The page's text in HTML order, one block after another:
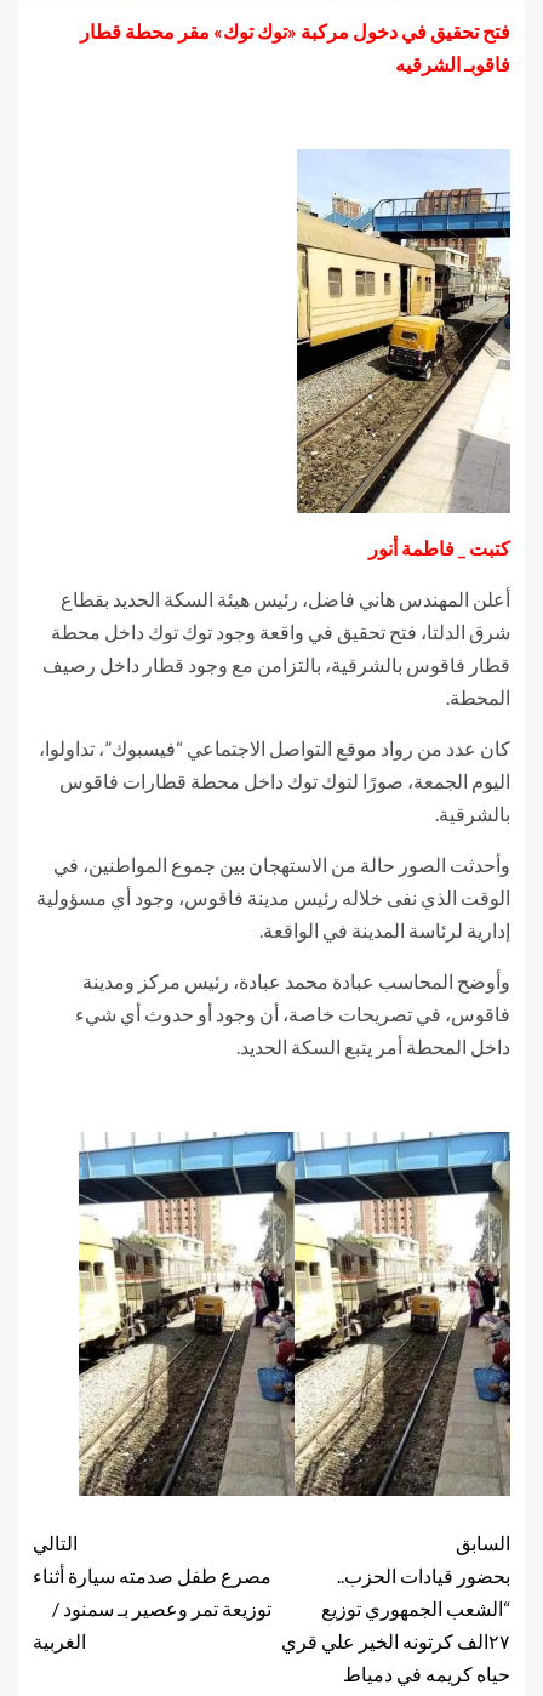
فتح تحقيق في دخول مركبة «توك توك» مقر محطة قطار
فاقوبـ الشرقيه
كتبت _ فاطمة أنور
أعلن المهندس هاني فاضل، رئيس هيئة السكة الحديد بقطاع
شرق الدلتا، فتح تحقيق في واقعة وجود توك توك داخل محطة
قطار فاقوس بالشرقية، بالتزامن مع وجود قطار داخل رصيف
المحطة.
كان عدد من رواد موقع التواصل الاجتماعي “فيسبوك”، تداولوا،
اليوم الجمعة، صورًا لتوك توك داخل محطة قطارات فاقوس
بالشرقية.
وأحدثت الصور حالة من الاستهجان بين جموع المواطنين، في
الوقت الذي نفى خلاله رئيس مدينة فاقوس، وجود أي مسؤولية
إدارية لرئاسة المدينة في الواقعة.
وأوضح المحاسب عبادة محمد عبادة، رئيس مركز ومدينة
فاقوس، في تصريحات خاصة، أن وجود أو حدوث أي شيء
داخل المحطة أمر يتبع السكة الحديد.
السابق
بحضور قيادات الحزب..
“الشعب الجمهوري توزيع
٢٧الف كرتونه الخير علي قري
حياه كريمه في دمياط
التالي
مصرع طفل صدمته سيارة أثناء
توزيعة تمر وعصير بـ سمنود /
الغربية